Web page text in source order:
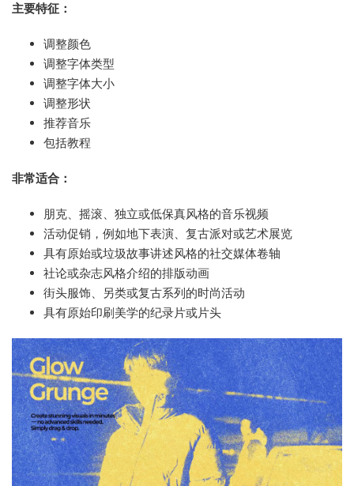
主要特征：
调整颜色
调整字体类型
调整字体大小
调整形状
推荐音乐
包括教程
非常适合：
朋克、摇滚、独立或低保真风格的音乐视频
活动促销，例如地下表演、复古派对或艺术展览
具有原始或垃圾故事讲述风格的社交媒体卷轴
社论或杂志风格介绍的排版动画
街头服饰、另类或复古系列的时尚活动
具有原始印刷美学的纪录片或片头